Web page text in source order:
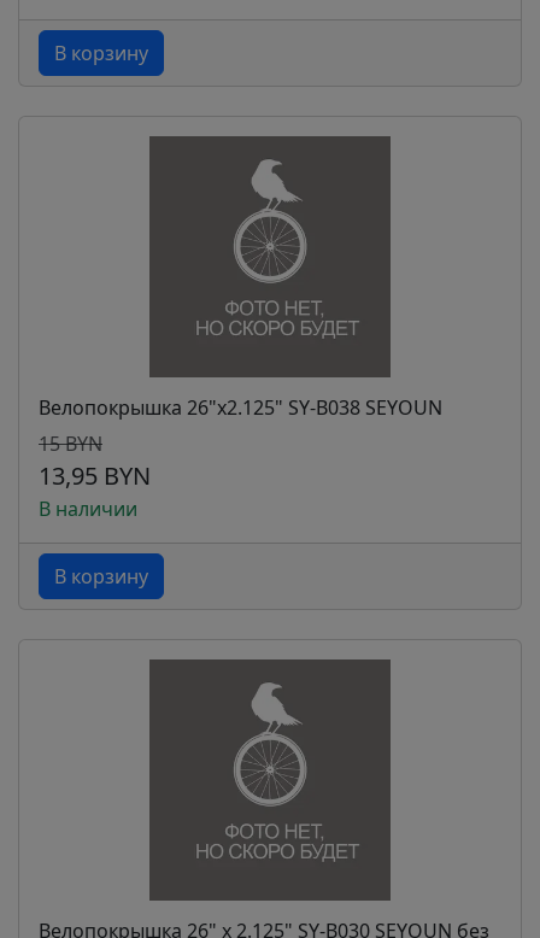
В корзину
Велопокрышка 26"х2.125" SY-B038 SEYOUN
15 BYN
13,95 BYN
В наличии
В корзину
Велопокрышка 26" x 2.125" SY-B030 SEYOUN без